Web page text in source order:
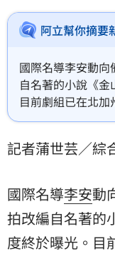
阿立幫你摘要
國際名導李安動
自名著的小說《金
目前劇組已在北
傳會演出的國際巨
記者蒲世芸／綜
國際名導李安動
拍改編自名著的
度終於曝光。目